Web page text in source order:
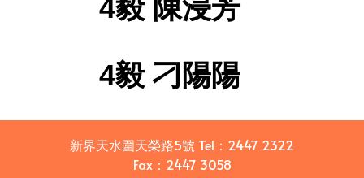
4毅陳浸芳
4毅刁陽陽
新界天水圍天榮路5號 Tel： 2447 2322
Fax： 2447 3058